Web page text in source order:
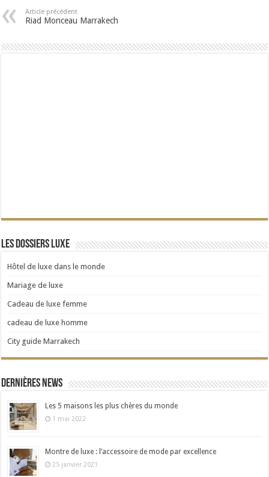
Article précédent
Riad Monceau Marrakech
Les dossiers Luxe
Hôtel de luxe dans le monde
Mariage de luxe
Cadeau de luxe femme
cadeau de luxe homme
City guide Marrakech
Dernières news
Les 5 maisons les plus chères du monde
1 mai 2022
Montre de luxe : l’accessoire de mode par excellence
25 janvier 2021